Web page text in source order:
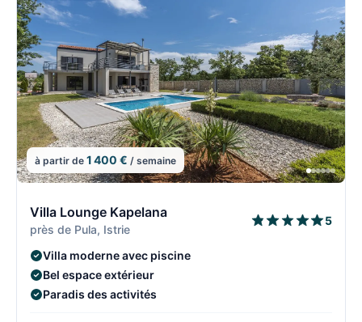
à partir de 1 400 € / semaine
Villa Lounge Kapelana
près de Pula, Istrie
5
Villa moderne avec piscine
Bel espace extérieur
Paradis des activités